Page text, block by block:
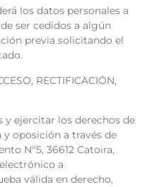
los datos personales a
ser cedidos a algún
previa solicitando el
RECTIFICACIÓN,
ejercitar los derechos de
oposición a través de
Nº5, 36612 Catoira,
a
válida en derecho,